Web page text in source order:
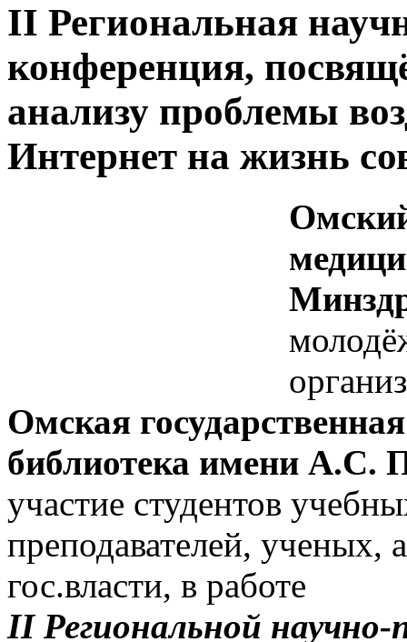
II Региональная
конференция,
анализу проблемы
Интернет на жизнь
Омская
библиотека имени А.С.
участие студентов
преподавателей, ученых,
гос.власти, в работе
II Региональной